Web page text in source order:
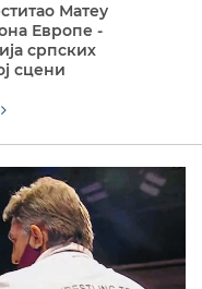
Матеу
Европе -
српских
сцени